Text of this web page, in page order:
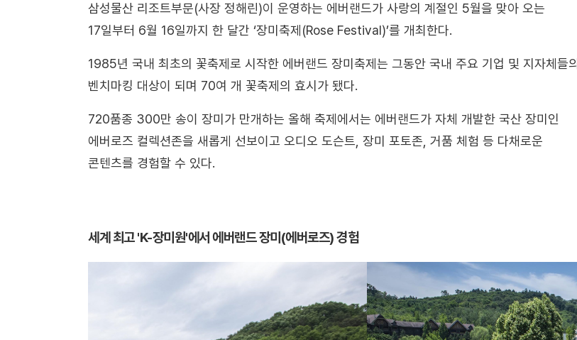
삼성물산 리조트부문(사장 정해린)이 운영하는 에버랜드가 사랑의 계절인 5월을 맞아 오는
17일부터 6월 16일까지 한 달간 ‘장미축제(Rose Festival)’를 개최한다.
1985년 국내 최초의 꽃축제로 시작한 에버랜드 장미축제는 그동안 국내 주요 기업 및 지자체들의
벤치마킹 대상이 되며 70여 개 꽃축제의 효시가 됐다.
720품종 300만 송이 장미가 만개하는 올해 축제에서는 에버랜드가 자체 개발한 국산 장미인
에버로즈 컬렉션존을 새롭게 선보이고 오디오 도슨트, 장미 포토존, 거품 체험 등 다채로운
콘텐츠를 경험할 수 있다.
세계 최고 'K-장미원'에서 에버랜드 장미(에버로즈) 경험